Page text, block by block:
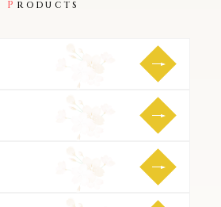
PRODUCTS